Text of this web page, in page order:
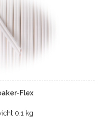
Flex
0.1 kg